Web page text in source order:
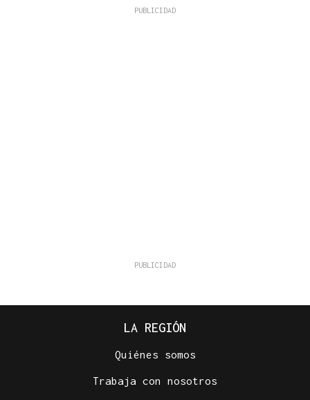
LA REGIÓN
Quiénes somos
Trabaja con nosotros